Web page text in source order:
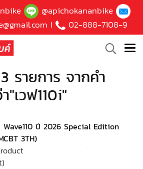
@apichokananbike
I 02-888-7108-9
รายการ จากคำ
"เวฟ110i"
ปี 2026 Special Edition
3TH)